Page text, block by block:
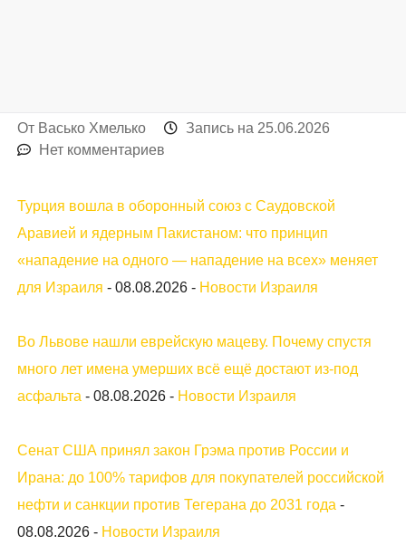
От Васько Хмелько Запись на 25.06.2026
Нет комментариев
Турция вошла в оборонный союз с Саудовской
Аравией и ядерным Пакистаном: что принцип
«нападение на одного — нападение на всех» меняет
для Израиля -08.08.2026 - Новости Израиля
Во Львове нашли еврейскую мацеву. Почему спустя
много лет имена умерших всё ещё достают из-под
асфальта -08.08.2026 - Новости Израиля
Сенат США принял закон Грэма против России и
Ирана: до 100% тарифов для покупателей российской
нефти и санкции против Тегерана до 2031 года -
08.08.2026 - Новости Израиля